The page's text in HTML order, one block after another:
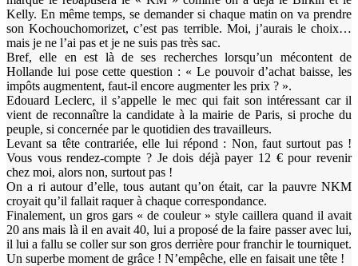
Kelly. En même temps, se demander si chaque matin on va prendre
son Kochouchomorizet, c’est pas terrible. Moi, j’aurais le choix…
mais je ne l’ai pas et je ne suis pas très sac.
Bref, elle en est là de ses recherches lorsqu’un mécontent de
Hollande lui pose cette question : « Le pouvoir d’achat baisse, les
impôts augmentent, faut-il encore augmenter les prix ? ».
Edouard Leclerc, il s’appelle le mec qui fait son intéressant car il
vient de reconnaître la candidate à la mairie de Paris, si proche du
peuple, si concernée par le quotidien des travailleurs.
Levant sa tête contrariée, elle lui répond : Non, faut surtout pas !
Vous vous rendez-compte ? Je dois déjà payer 12 € pour revenir
chez moi, alors non, surtout pas !
On a ri autour d’elle, tous autant qu’on était, car la pauvre NKM
croyait qu’il fallait raquer à chaque correspondance.
Finalement, un gros gars « de couleur » style caillera quand il avait
20 ans mais là il en avait 40, lui a proposé de la faire passer avec lui,
il lui a fallu se coller sur son gros derrière pour franchir le tourniquet.
Un superbe moment de grâce ! N’empêche, elle en faisait une tête !